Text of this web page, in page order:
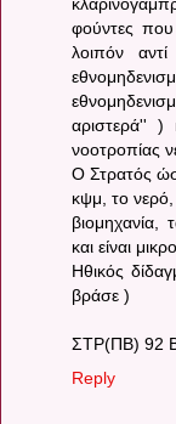
φούντες που
λοιπόν
αριστερά'' )
νοοτροπίας
Ο Στρατός
κψμ, το νερό,
βιομηχανία,
και είναι
Ηθικός
βράσε )
ΣΤΡ(ΠΒ) 92
Reply